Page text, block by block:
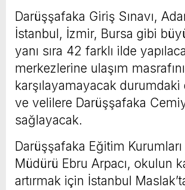
Darüşşafaka Giriş Sınavı,
İstanbul, İzmir, Bursa gibi
yanı sıra 42 farklı ilde
merkezlerine ulaşım masrafını
karşılayamayacak durumdaki
ve velilere Darüşşafaka
sağlayacak.
Darüşşafaka Eğitim
Müdürü Ebru Arpacı, okulun
artırmak için İstanbul